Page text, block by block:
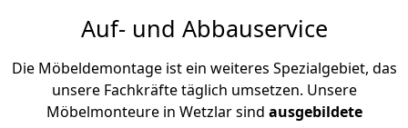
Auf- und Abbauservice
Die Möbeldemontage ist ein weiteres Spezialgebiet, das
unsere Fachkräfte täglich umsetzen. Unsere
Möbelmonteure in Wetzlar sind ausgebildete